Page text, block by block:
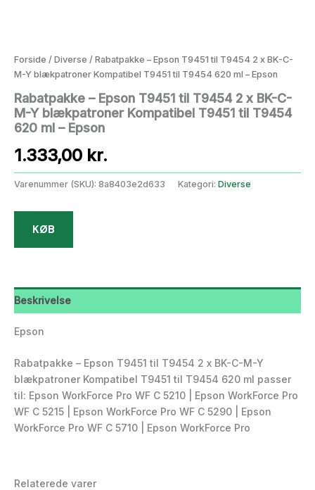
Forside / Diverse / Rabatpakke – Epson T9451 til T9454 2 x BK-C-
M-Y blækpatroner Kompatibel T9451 til T9454 620 ml – Epson
Rabatpakke – Epson T9451 til T9454 2 x BK-C-
M-Y blækpatroner Kompatibel T9451 til T9454
620 ml – Epson
1.333,00 kr.
Varenummer (SKU): 8a8403e2d633 Kategori: Diverse
KØB
Beskrivelse
Epson
Rabatpakke – Epson T9451 til T9454 2 x BK-C-M-Y
blækpatroner Kompatibel T9451 til T9454 620 ml passer
til: Epson WorkForce Pro WF C 5210 | Epson WorkForce Pro
WF C 5215 | Epson WorkForce Pro WF C 5290 | Epson
WorkForce Pro WF C 5710 | Epson WorkForce Pro
Relaterede varer